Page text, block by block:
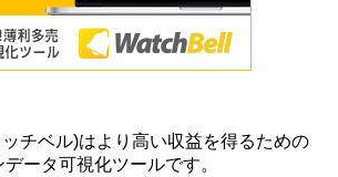
チベル)はより高い収益を得るための
ータ可視化ツールです。